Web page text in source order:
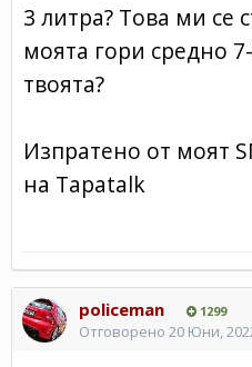
3 литра? Това ми се
моята гори средно
твоята?
Изпратено от моят
на Tapatalk
policeman 1299
Отговорено 20 Юни,